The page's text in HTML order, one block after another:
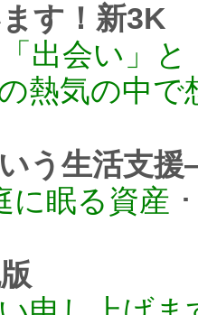
す！新3K
会い」と
熱気の中で
う生活支
眠る資産